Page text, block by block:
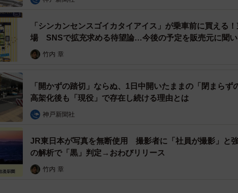
2番線の新快速と1番線の快速（右）が…並んだ〜！
東海道新幹線が開業する前、この乗り場は神戸駅始発の東京行き
め」「こだま」など長距離優等列車の専用ホームだったそうです
、私が記憶するところでは、新型車両の展示会に使われるなど地
。それでも優等列車が発着していた駅にふさわしく、神戸駅には
「シンカンセンスゴイカタイアイス」が乗車前に買える
場 SNSで拡充求める待望論…今後の予定を販売元に聞
竹内 章
「開かずの踏切」ならぬ、1日中開いたままの「閉まら
高架化後も「現役」で存在し続ける理由とは
神戸新聞社
JR東日本が写真を無断使用 撮影者に「社員が撮影」と
の解析で「黒」判定→おわびリリース
竹内 章